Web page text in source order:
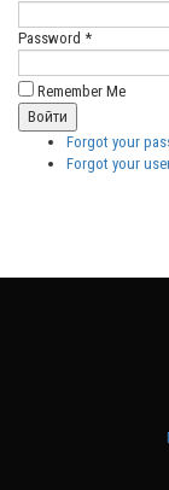
Password *
Remember Me
Forgot your
Forgot your